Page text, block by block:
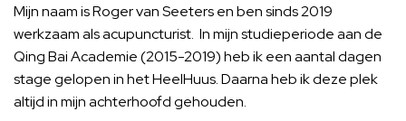
Mijn naam is Roger van Seeters en ben sinds 2019
werkzaam als acupuncturist. In mijn studieperiode aan de
Qing Bai Academie (2015-2019) heb ik een aantal dagen
stage gelopen in het HeelHuus. Daarna heb ik deze plek
altijd in mijn achterhoofd gehouden.